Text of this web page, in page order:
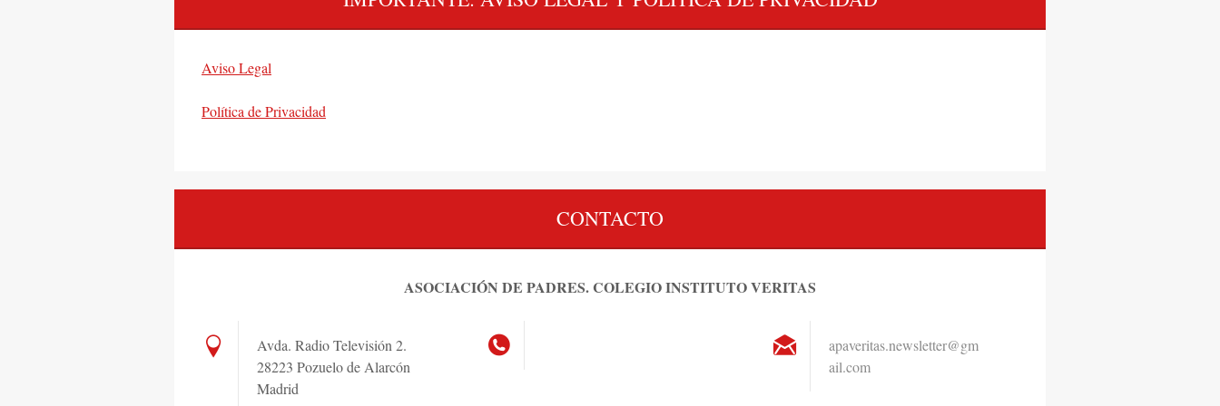
Aviso Legal
Política de Privacidad
CONTACTO
ASOCIACIÓN DE PADRES. COLEGIO INSTITUTO VERITAS
Avda. Radio Televisión 2.
28223 Pozuelo de Alarcón
Madrid
apaveritas.newsletter@gm
ail.com